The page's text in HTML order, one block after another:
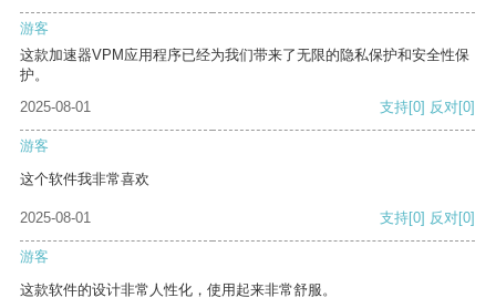
游客
这款加速器VPM应用程序已经为我们带来了无限的隐私保护和安全性保
护。
2025-08-01
支持[0] 反对[0]
游客
这个软件我非常喜欢
2025-08-01 支持[0] 反对[0]
游客
这款软件的设计非常人性化，使用起来非常舒服。